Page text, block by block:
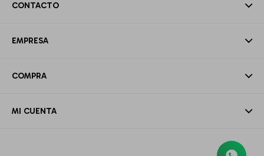
CONTACTO
EMPRESA
COMPRA
MI CUENTA